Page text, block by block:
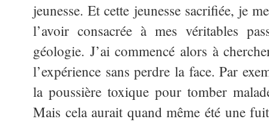
jeunesse. Et cette jeunesse sacrifiée, je
l’avoir consacrée à mes véritables
géologie. J’ai commencé alors à
l’expérience sans perdre la face. Par
la poussière toxique pour tomber
Mais cela aurait quand même été une